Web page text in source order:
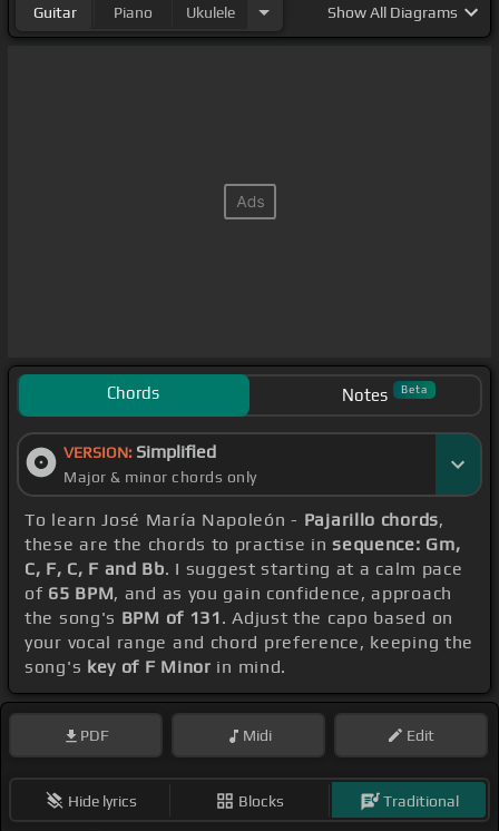
Guitar Piano Ukulele ShowAll Diagrams
Chords Notes Beta
VERSION: Simplified
Major & minor chords only
To learn José María Napoleón - Pajarillo chords,
these are the chords to practise insequence: Gm,
C, F, C, F and Bb. I suggest starting at a calm pace
of 65 BPM, and as you gain confidence, approach
the song's BPM of 131 . Adjust the capo based on
your vocal range and chord preference, keeping the
song's key of F Minor in mind.
PDF Midi Edit
Hide lyrics Blocks Traditional